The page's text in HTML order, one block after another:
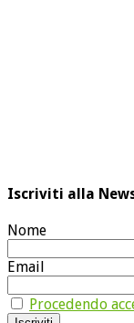
Iscriviti alla
Nome
Email
Procedendo